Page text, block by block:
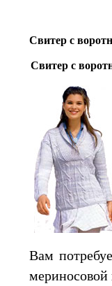
Свитерс
Свитерс
Вам